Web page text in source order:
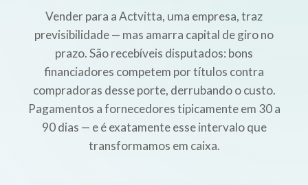
Vender para a Actvitta, uma empresa, traz
previsibilidade — mas amarra capital de giro no
prazo. São recebíveis disputados: bons
financiadores competem por títulos contra
compradoras desse porte, derrubando o custo.
Pagamentos a fornecedores tipicamente em 30 a
90 dias — e é exatamente esse intervalo que
transformamos em caixa.